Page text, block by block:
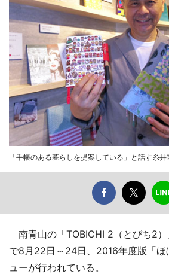
「手帳のある暮らしを提案している」と話す糸井
南青山の「TOBICHI 2（とびち2）
で8月22日～24日、2016年度版「ほ
ューが行われている。